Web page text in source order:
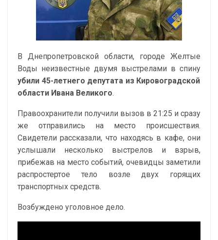
В Днепропетровской области, городе Желтые
Воды неизвестные двумя выстрелами в спину
убили 45-летнего депутата из Кировоградской
области Ивана Великого.
Правоохранители получили вызов в 21:25 и сразу
же отправились на место происшествия.
Свидетели рассказали, что находясь в кафе, они
услышали несколько выстрелов и взрыв,
прибежав на место событий, очевидцы заметили
распростертое тело возле двух горящих
транспортных средств.
Возбуждено уголовное дело.